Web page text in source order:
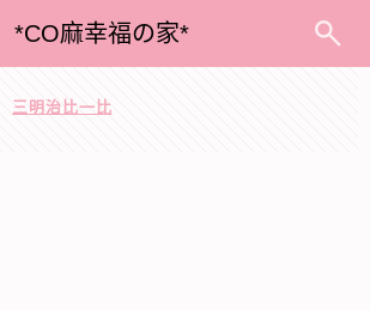
*CO麻幸福の家*
三明治比一比